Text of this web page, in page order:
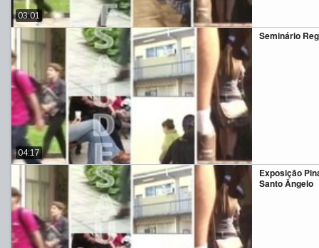
03:01
Seminário
04:17
Exposição
Santo Ângelo